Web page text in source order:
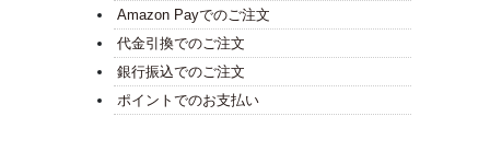
Amazon Payでのご注文
代金引換でのご注文
銀行振込でのご注文
ポイントでのお支払い